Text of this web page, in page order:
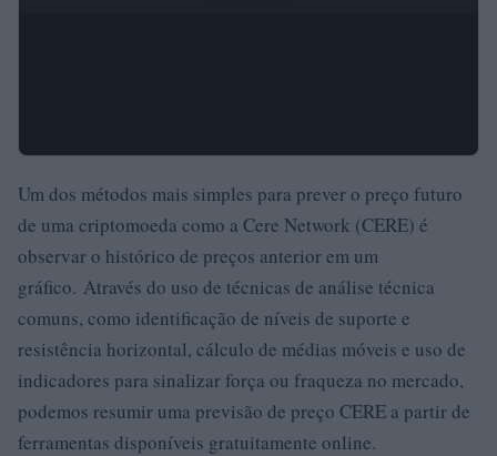
Um dos métodos mais simples para prever o preço futuro
de uma criptomoeda como a Cere Network (CERE) é
observar o histórico de preços anterior em um
gráfico. Através do uso de técnicas de análise técnica
comuns, como identificação de níveis de suporte e
resistência horizontal, cálculo de médias móveis e uso de
indicadores para sinalizar força ou fraqueza no mercado,
podemos resumir uma previsão de preço CERE a partir de
ferramentas disponíveis gratuitamente online.